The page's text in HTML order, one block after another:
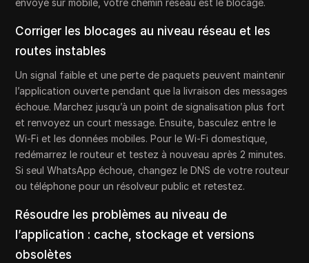
envoyé sur mobile, votre chemin réseau est le blocage.
Corriger les blocages au niveau réseau et les
routes instables
Un signal faible et une perte de paquets peuvent maintenir
l’application ouverte pendant que la livraison des messages
échoue. Marchez jusqu’à un point de signalisation plus fort
et renvoyez un court message. Ensuite, basculez entre le
Wi-Fi et les données mobiles. Pour le Wi-Fi domestique,
redémarrez le routeur et testez à nouveau après 2 minutes.
Si seul WhatsApp échoue, changez le DNS de votre routeur
ou téléphone pour un résolveur public et retestez.
Résoudre les problèmes au niveau de
l’application : cache, stockage et versions
obsolètes